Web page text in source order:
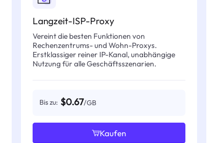
Langzeit-ISP-Proxy
Vereint die besten Funktionen von
Rechenzentrums- und Wohn-Proxys.
Erstklassiger reiner IP-Kanal, unabhängige
Nutzung für alle Geschäftsszenarien.
Bis zu: $0.67/GB
Kaufen